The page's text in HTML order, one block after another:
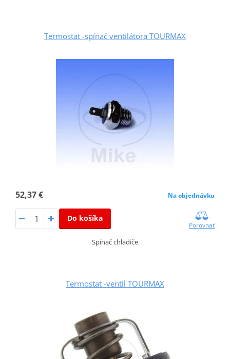
Termostat -spínač ventilátora TOURMAX
52,37 € Na objednávku
Do košíka
Porovnať
Spínač chladiče
Termostat -ventil TOURMAX